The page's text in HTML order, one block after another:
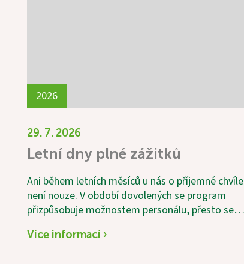
2026
29. 7. 2026
Letní dny plné zážitků
Ani během letních měsíců u nás o příjemné chvíle
není nouze. V období dovolených se program
přizpůsobuje možnostem personálu, přesto se
zajímavé aktivity. Velkým zážitkem byla společná
Více informací ›